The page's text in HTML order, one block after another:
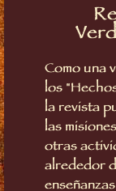
Como una
los
la revista
las
otras
alrededor